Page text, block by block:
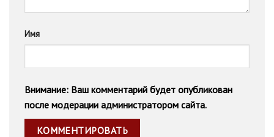
Имя
Внимание: Ваш комментарий будет опубликован
после модерации администратором сайта.